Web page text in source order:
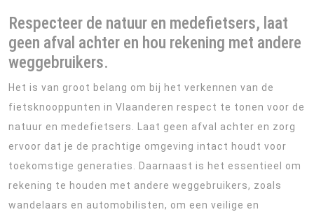
Respecteer de natuur en medefietsers, laat
geen afval achter en hou rekening met andere
weggebruikers.
Het is van groot belang om bij het verkennen van de
fietsknooppunten in Vlaanderen respect te tonen voor de
natuur en medefietsers. Laat geen afval achter en zorg
ervoor dat je de prachtige omgeving intact houdt voor
toekomstige generaties. Daarnaast is het essentieel om
rekening te houden met andere weggebruikers, zoals
wandelaars en automobilisten, om een veilige en